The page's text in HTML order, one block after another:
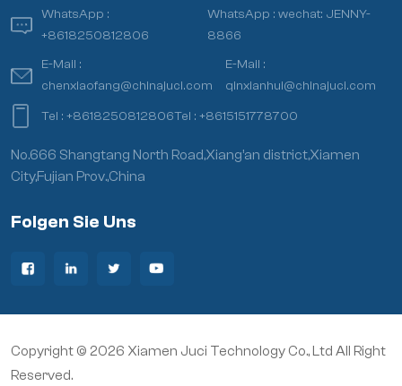
WhatsApp :
+8618250812806
WhatsApp :wechat: JENNY-
8866
E-Mail :
chenxiaofang@chinajuci.com
E-Mail :
qinxianhui@chinajuci.com
Tel :+8618250812806Tel :+8615151778700
No.666 Shangtang North Road,Xiang’an district,Xiamen
City,Fujian Prov.,China
Folgen Sie Uns
Copyright © 2026 Xiamen Juci Technology Co., Ltd All Right
Reserved.